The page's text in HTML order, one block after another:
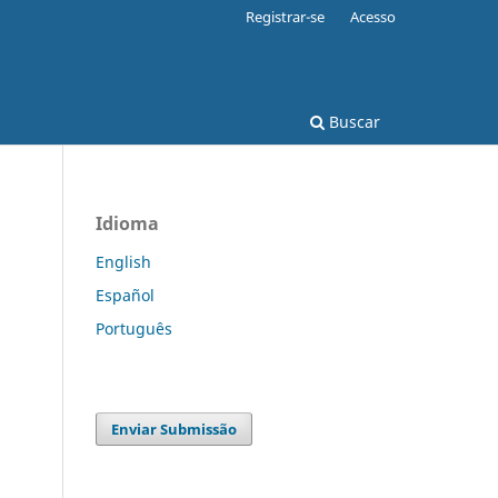
Buscar
Registrar-se Acesso
Idioma
English
Español
Português
Enviar Submissão